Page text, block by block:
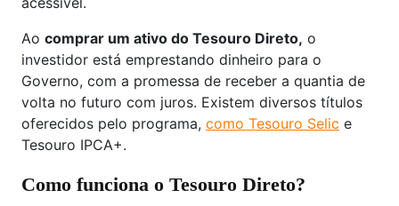
Ao comprar um ativo do Tesouro Direto, o
investidor está emprestando dinheiro para o
Governo, com a promessa de receber a quantia de
volta no futuro com juros. Existem diversos títulos
oferecidos pelo programa, como Tesouro Selic e
Tesouro IPCA+.
Como funciona o Tesouro Direto?